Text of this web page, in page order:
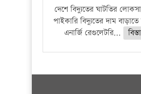
দেশে বিদ্যুতের ঘাটতির
পাইকারি বিদ্যুতের দাম বাড়াতে
এনার্জি রেগুলেটরি...